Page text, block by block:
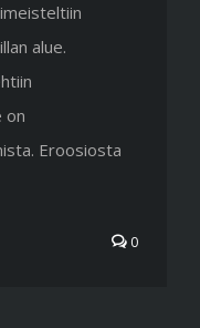
alue.
on
Eroosiosta
0